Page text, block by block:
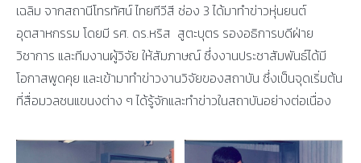
เฉลิม จากสถานีโทรทัศน์ ไทยทีวีสี ช่อง 3 ได้มาทำข่าวหุ่นยนต์
อุตสาหกรรม โดยมี รศ. ดร.หริส สูตะบุตร รองอธิการบดีฝ่าย
วิชาการ และทีมงานผู้วิจัย ให้สัมภาษณ์ ซึ่งงานประชาสัมพันธ์ได้มี
โอกาสพูดคุย และเข้ามาทำข่าวงานวิจัยของสถาบัน ซึ่งเป็นจุดเริ่มต้น
ที่สื่อมวลชนแขนงต่าง ๆ ได้รู้จักและทำข่าวในสถาบันอย่างต่อเนื่อง